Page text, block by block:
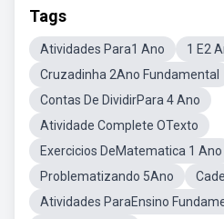
Tags
Atividades Para1 Ano 1 E2
Cruzadinha 2Ano Fundamental
Contas De DividirPara 4 Ano
Atividade Complete OTexto
Exercicios DeMatematica 1 Ano
Problematizando 5Ano
Atividades ParaEnsino